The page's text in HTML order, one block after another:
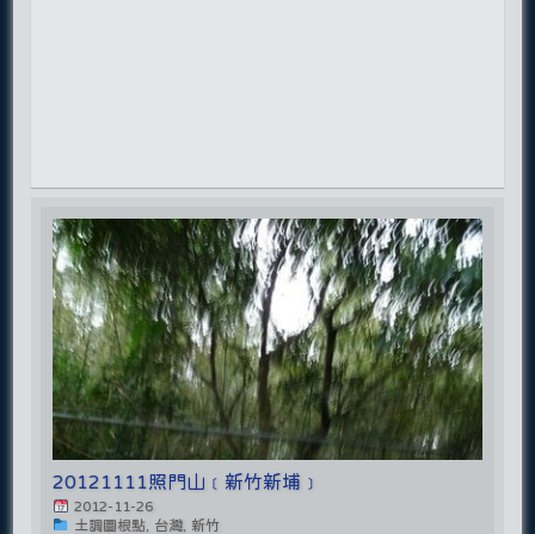
20121111照門山﹝新竹新埔﹞
2012-11-26
土調圖根點, 台灣, 新竹